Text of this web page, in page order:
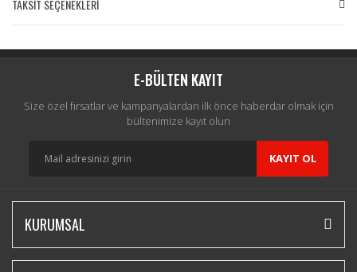
Yorum Yaz
TAKSİT SEÇENEKLERİ
E-BÜLTEN KAYIT
Size özel fırsatlar ve kampanyalardan ilk önce haberdar olmak için
bültenimize kayıt olun
KAYIT OL
KURUMSAL